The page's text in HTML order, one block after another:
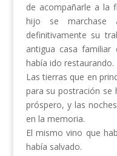
de acompañarle a la
hijo se marchase
definitivamente su
antigua casa
había ido restaurando.
Las tierras que en
para su postración se
próspero, y las
en la memoria.
El mismo vino que
había salvado.